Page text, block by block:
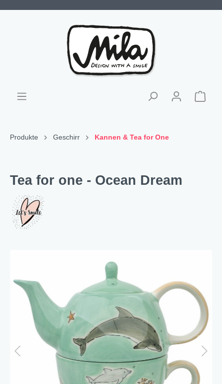
Produkte Geschirr Kannen & Tea for One
Tea for one - Ocean Dream